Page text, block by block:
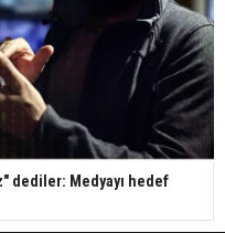
dediler: Medyayı hedef